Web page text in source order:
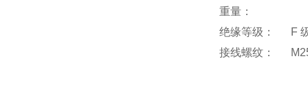
重量：
绝缘等级：
F 级
接线螺纹：